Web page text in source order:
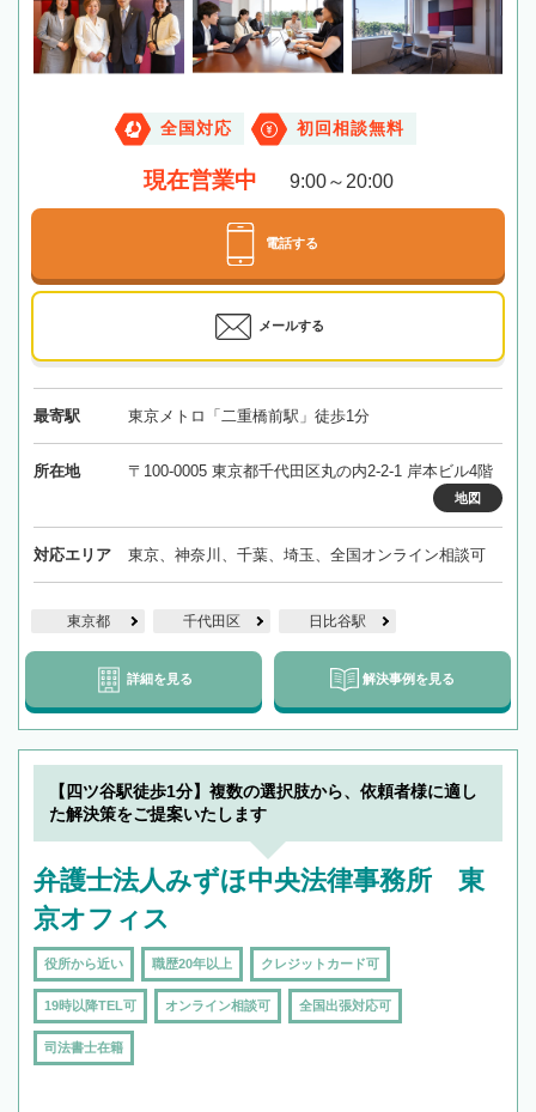
全国対応 初回相談無料
現在営業中 9:00～20:00
電話する
メールする
最寄駅 東京メトロ「二重橋前駅」徒歩1分
所在地 〒100-0005 東京都千代田区丸の内2-2-1 岸本ビル4階
地図
対応エリア 東京、神奈川、千葉、埼玉、全国オンライン相談可
東京都 千代田区 日比谷駅
詳細を見る 解決事例を見る
【四ツ谷駅徒歩1分】複数の選択肢から、依頼者様に適し
た解決策をご提案いたします
弁護士法人みずほ中央法律事務所 東
京オフィス
役所から近い 職歴20年以上 クレジットカード可
19時以降TEL可 オンライン相談可 全国出張対応可
司法書士在籍